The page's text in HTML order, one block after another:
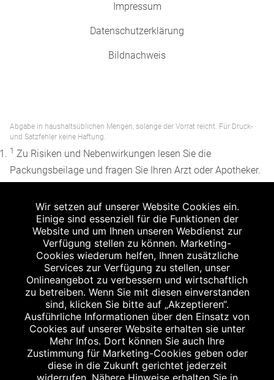
Impressum
Datenschutzerklärung
Bildnachweis
Abgabe in haushaltsüblichen Mengen, solange der Vorrat reicht. Für Druck-
und Satzfehler keine Haftung.
1 Zu Risiken und Nebenwirkungen lesen Sie die
Packungsbeilage und fragen Sie Ihren Arzt oder Apotheker.
Apothekenerstattungspreis (AEP). Der AEP ist keine
unverbindliche Preisempfehlung der Hersteller. Der AEP ist
ein von den Apotheken in Ansatz gebrachter Preis für
rezeptfreie Arzneimittel. Er entspricht in der Höhe dem für
Apotheken verbindlichen Abgabepreis, zu dem eine
Apotheke in bestimmten Fällen (z.B. bei Kindern unter 12
Jahren) das Produkt mit der gesetzlichen
Krankenversicherung abrechnet. Der AEP ist der allgemeine
Erstattungspreis im Falle einer Kostenübernahme durch die
gesetzlichen Krankenkassen, vor Abzug eines
Zwangsrabattes (zur Zeit 5%) nach §130 Abs. 1 SGB V.
Wir setzen auf unserer Website Cookies ein.
Einige sind essenziell für die Funktionen der
Website und um Ihnen unseren Webdienst zur
Verfügung stellen zu können. Marketing-
Cookies wiederum helfen, Ihnen zusätzliche
Services zur Verfügung zu stellen, unser
Onlineangebot zu verbessern und wirtschaftlich
zu betreiben. Wenn Sie mit diesen einverstanden
sind, klicken Sie bitte auf „Akzeptieren“.
Ausführliche Informationen über den Einsatz von
Cookies auf unserer Website erhalten sie unter
Mehr Infos. Dort können Sie auch Ihre
Zustimmung für Marketing-Cookies geben oder
diese in die Zukunft gerichtet jederzeit
widerrufen. Nähere Hinweise erhalten Sie in